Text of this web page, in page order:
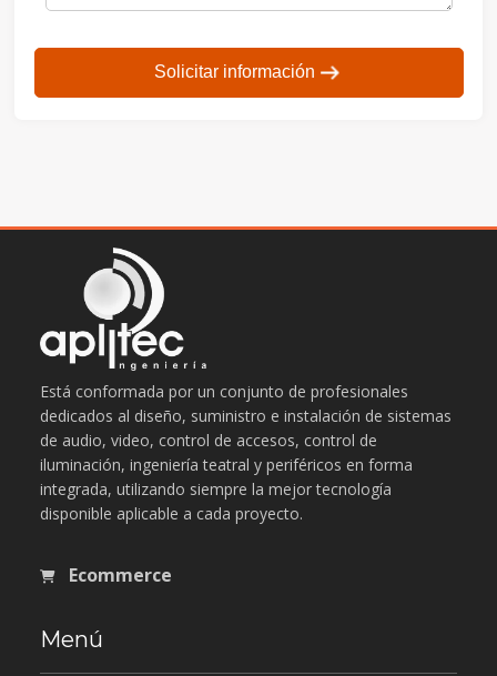
Solicitar información
Está conformada por un conjunto de profesionales
dedicados al diseño, suministro e instalación de sistemas
de audio, video, control de accesos, control de
iluminación, ingeniería teatral y periféricos en forma
integrada, utilizando siempre la mejor tecnología
disponible aplicable a cada proyecto.
Ecommerce
Menú